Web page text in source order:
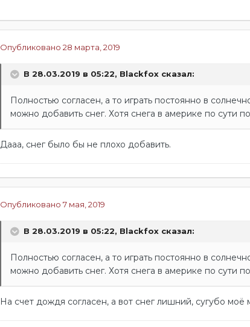
Опубликовано 28 марта, 2019
В 28.03.2019 в 05:22, Blackfox сказал:
Полностью согласен, а то играть постоянно в
можно добавить снег. Хотя снега в америке по сути
Дааа, снег было бы не плохо добавить.
Опубликовано 7 мая, 2019
В 28.03.2019 в 05:22, Blackfox сказал:
Полностью согласен, а то играть постоянно в
можно добавить снег. Хотя снега в америке по сути
На счет дождя согласен, а вот снег лишний, сугубо